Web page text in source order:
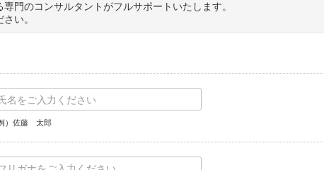
門のコンサルタントがフルサポートいたします。
い。
例）佐藤 太郎